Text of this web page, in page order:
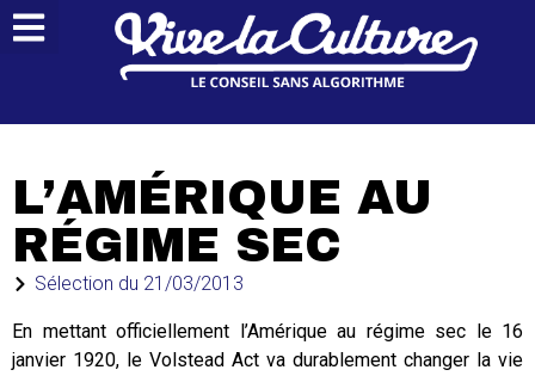
L’AMÉRIQUE AU
RÉGIME SEC
Sélection du 21/03/2013
En mettant officiellement l’Amérique au régime sec le 16
janvier 1920, le Volstead Act va durablement changer la vie